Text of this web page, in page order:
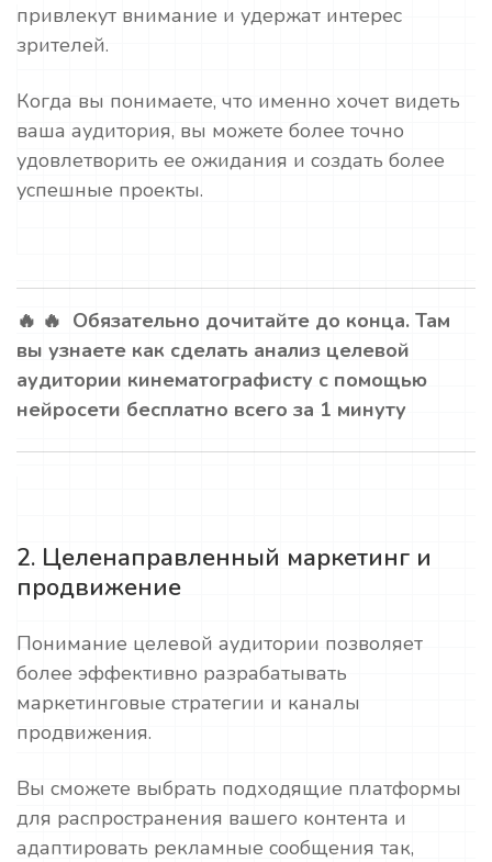
привлекут внимание и удержат интерес
зрителей.
Когда вы понимаете, что именно хочет видеть
ваша аудитория, вы можете более точно
удовлетворить ее ожидания и создать более
успешные проекты.
🔥 🔥 Обязательно дочитайте до конца. Там
вы узнаете как сделать анализ целевой
аудитории кинематографисту с помощью
нейросети бесплатно всего за 1 минуту
2. Целенаправленный маркетинг и
продвижение
Понимание целевой аудитории позволяет
более эффективно разрабатывать
маркетинговые стратегии и каналы
продвижения.
Вы сможете выбрать подходящие платформы
для распространения вашего контента и
адаптировать рекламные сообщения так,